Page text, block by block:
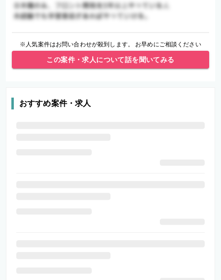
※人気案件はお問い合わせが殺到します。 お早めにご相談ください
この案件・求人について話を聞いてみる
おすすめ案件・求人